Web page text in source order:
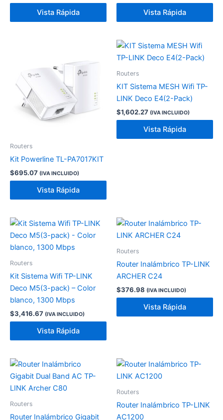
Vista Rápida Vista Rápida
Routers
Kit Powerline TL-PA7017KIT
$695.07 (IVA INCLUIDO)
Vista Rápida
Routers
KIT Sistema MESH Wifi TP-
LINK Deco E4(2-Pack)
$1,602.27 (IVA INCLUIDO)
Vista Rápida
Routers
Kit Sistema Wifi TP-LINK
Deco M5(3-pack) – Color
blanco, 1300 Mbps
$3,416.67 (IVA INCLUIDO)
Vista Rápida
Routers
Router Inalámbrico TP-LINK
ARCHER C24
$376.98 (IVA INCLUIDO)
Vista Rápida
Routers
Router Inalámbrico Gigabit
Routers
Router Inalámbrico TP-LINK
AC1200